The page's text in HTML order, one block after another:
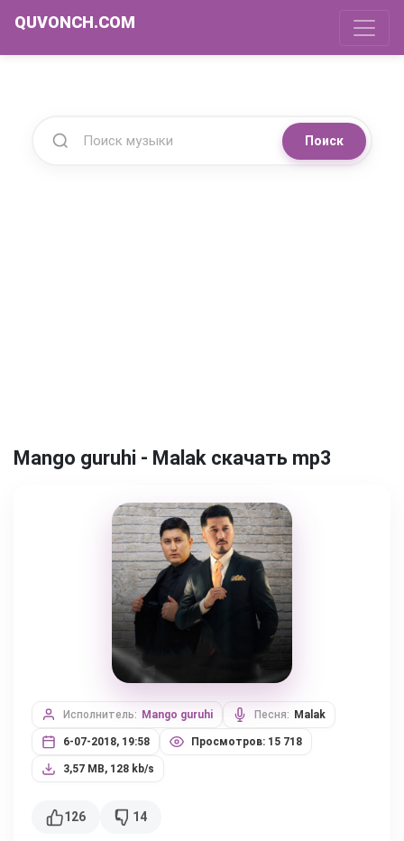
QUVONCH.COM
Поиск
Mango guruhi - Malak скачать mp3
Исполнитель: Mango guruhi Песня: Malak
6-07-2018, 19:58 Просмотров: 15 718
3,57 MB, 128 kb/s
126 14